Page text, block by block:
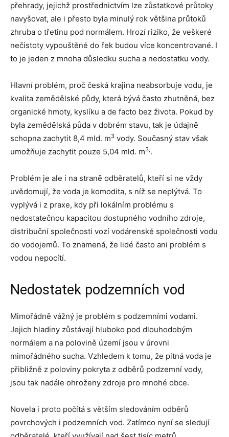
přehrady, jejichž prostřednictvím lze zůstatkové průtoky
navyšovat, ale i přesto byla minulý rok většina průtoků
zhruba o třetinu pod normálem. Hrozí riziko, že veškeré
nečistoty vypouštěné do řek budou více koncentrované. I
to je jeden z mnoha důsledku sucha a nedostatku vody.
Hlavní problém, proč česká krajina neabsorbuje vodu, je
kvalita zemědělské půdy, která bývá často zhutněná, bez
organické hmoty, kyslíku a de facto bez života. Pokud by
byla zemědělská půda v dobrém stavu, tak je údajně
schopna zachytit 8,4 mld. m3 vody. Současný stav však
umožňuje zachytit pouze 5,04 mld. m3,.
Problém je ale i na straně odběratelů, kteří si ne vždy
uvědomují, že voda je komodita, s níž se neplýtvá. To
vyplývá i z praxe, kdy při lokálním problému s
nedostatečnou kapacitou dostupného vodního zdroje,
distribuční společnosti vozí vodárenské společnosti vodu
do vodojemů. To znamená, že lidé často ani problém s
vodou nepocítí.
Nedostatek podzemních vod
Mimořádně vážný je problém s podzemními vodami.
Jejich hladiny zůstávají hluboko pod dlouhodobým
normálem a na polovině území jsou v úrovni
mimořádného sucha. Vzhledem k tomu, že pitná voda je
přibližně z poloviny pokryta z odběrů podzemní vody,
jsou tak nadále ohroženy zdroje pro mnohé obce.
Novela i proto počítá s větším sledováním odběrů
povrchových i podzemních vod. Zatímco nyní se sledují